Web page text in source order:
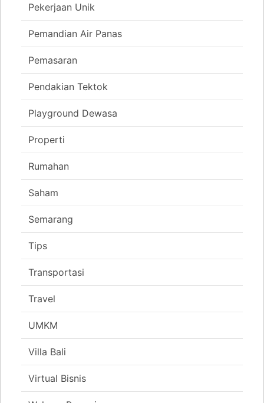
Pekerjaan Unik
Pemandian Air Panas
Pemasaran
Pendakian Tektok
Playground Dewasa
Properti
Rumahan
Saham
Semarang
Tips
Transportasi
Travel
UMKM
Villa Bali
Virtual Bisnis